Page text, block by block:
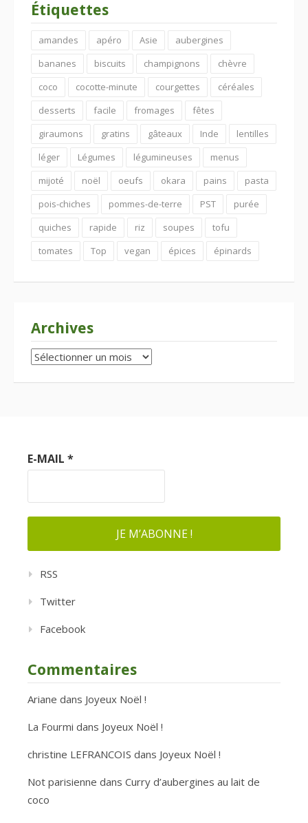
Étiquettes
amandes apéro Asie
aubergines
bananes
biscuits champignons
chèvre
coco
cocotte-minute courgettes
céréales
desserts
facile fromages
fêtes
giraumons
gratins gâteaux Inde
lentilles
léger
Légumes légumineuses
menus
mijoté
noël oeufs okara pains
pasta
pois-chiches
pommes-de-terre PST
purée
quiches
rapide riz soupes
tofu
tomates
Top vegan épices épinards
Archives
Archives
E-MAIL *
RSS
Twitter
Facebook
Commentaires
Ariane dans Joyeux Noël !
La Fourmi dans Joyeux Noël !
christine LEFRANCOIS dans Joyeux Noël !
Not parisienne dans Curry d’aubergines au lait de
coco